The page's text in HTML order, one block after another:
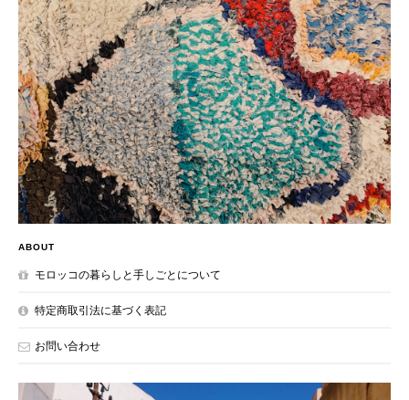
ABOUT
モロッコの暮らしと手しごとについて
特定商取引法に基づく表記
お問い合わせ